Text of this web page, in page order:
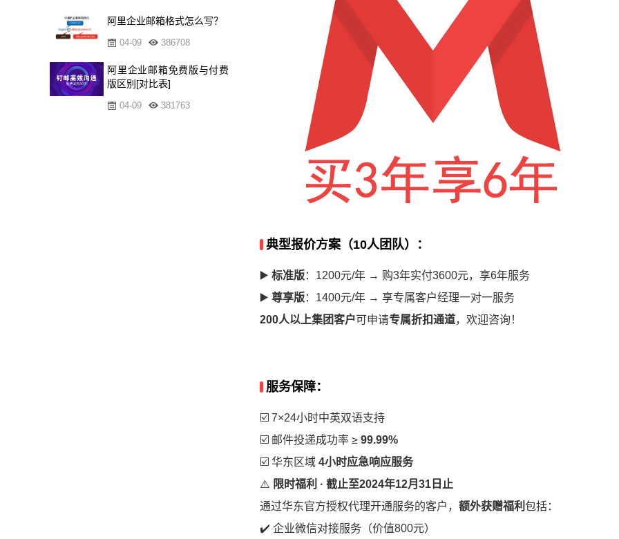
典型报价方案（10人团队） ：
▶️ 标准版：1200元/年 → 购3年实付3600元，享6年服务
▶️ 尊享版：1400元/年 → 享专属客户经理一对一服务
200人以上集团客户可申请专属折扣通道，欢迎咨询！
服务保障：
☑️ 7×24小时中英双语支持
☑️ 邮件投递成功率 ≥ 99.99%
☑️ 华东区域 4小时应急响应服务
⚠️ 限时福利 · 截止至2024年12月31日止
通过华东官方授权代理开通服务的客户， 额外获赠福利 包括：
✔️ 企业微信对接服务（价值800元）
阿里企业邮箱格式怎么写？
04-09 386708
阿里企业邮箱免费版与付费
版区别[对比表]
04-09 381763